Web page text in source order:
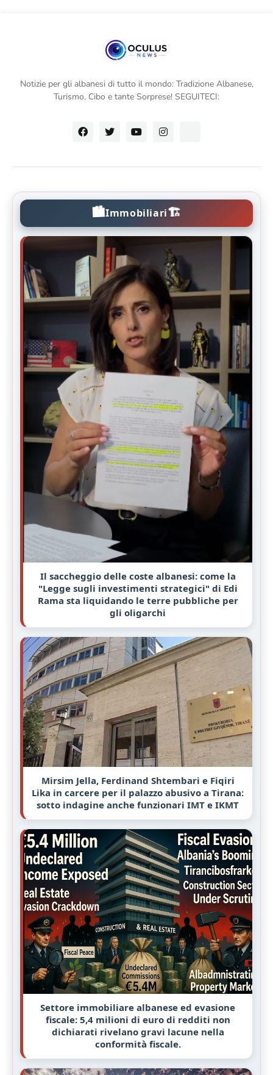
Notizie per gli albanesi di tutto il mondo: Tradizione Albanese,
Turismo, Cibo e tante Sorprese! SEGUITECI:
🏙️Immobiliari🏗️
Il saccheggio delle coste albanesi: come la
"Legge sugli investimenti strategici" di Edi
Rama sta liquidando le terre pubbliche per
gli oligarchi
Mirsim Jella, Ferdinand Shtembari e Fiqiri
Lika in carcere per il palazzo abusivo a Tirana:
sotto indagine anche funzionari IMT e IKMT
Settore immobiliare albanese ed evasione
fiscale: 5,4 milioni di euro di redditi non
dichiarati rivelano gravi lacune nella
conformità fiscale.